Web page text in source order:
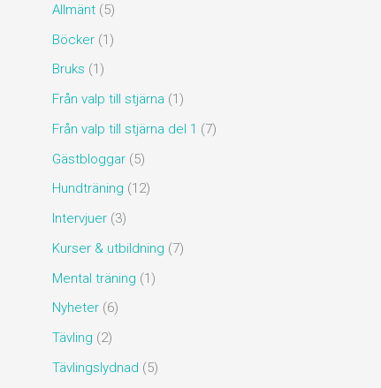
Allmänt (5)
Böcker (1)
Bruks (1)
Från valp till stjärna (1)
Från valp till stjärna del 1 (7)
Gästbloggar (5)
Hundträning (12)
Intervjuer (3)
Kurser & utbildning (7)
Mental träning (1)
Nyheter (6)
Tävling (2)
Tävlingslydnad (5)